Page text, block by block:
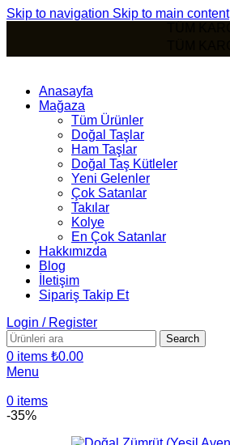
Skip to navigation Skip to main content
Anasayfa
Mağaza
Tüm Ürünler
Doğal Taşlar
Ham Taşlar
Doğal Taş Kütleler
Yeni Gelenler
Çok Satanlar
Takılar
Kolye
En Çok Satanlar
Hakkımızda
Blog
İletişim
Sipariş Takip Et
Login / Register
Search
0 items ₺0.00
Menu
0 items
-35%